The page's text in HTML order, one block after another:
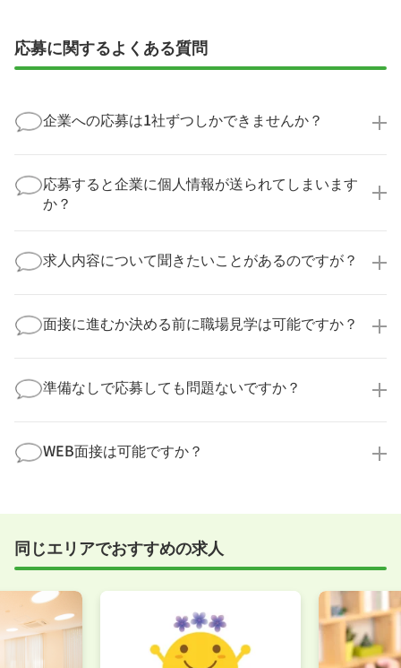
応募に関するよくある質問
企業への応募は1社ずつしかできませんか？
実際に医療キャリアナビを利用して転職に成功した方
の多くは、複数応募して自分に合った職場を選ばれて
います。
応募すると企業に個人情報が送られてしまいます
か？
業様に個人情報が送られることはありません！
より詳細な求人情報をご確認いただいた上で、転職希
求人内容について聞きたいことがあるのですが？
してお答えいたします。
勤務体制や職場の雰囲気、研修制度など、どんな小さ
す！
面接に進むか決める前に職場見学は可能ですか？
積極的に受け入れています。実際の職場環境や働く人
の様子を見ることで、より安心してご判断いただけま
ださい！
準備なしで応募しても問題ないですか？
まで、一からサポートいたします。「転職を考え始め
たばかり」「何から始めればいいか分からない」とい
WEB面接は可能ですか？
すめしていますが、企業様によってはWEB面接を導入
事前に確認することは可能ですので、お気軽にお申し
付けください！
同じエリアでおすすめの求人